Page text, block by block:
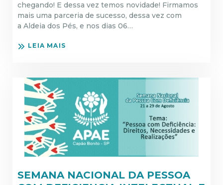
chegando! E dessa vez temos novidade! Firmamos
mais uma parceria de sucesso, dessa vez com
a Aldeia dos Pés, e nos dias 06…
LEIA MAIS
SEMANA NACIONAL DA PESSOA